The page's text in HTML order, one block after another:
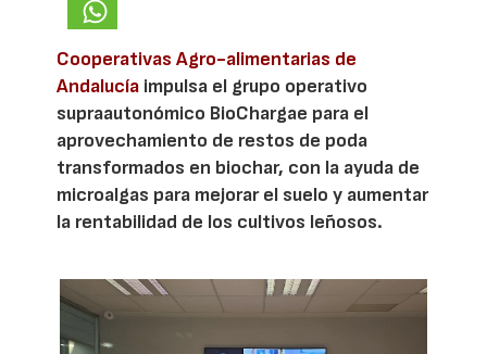
Cooperativas Agro-alimentarias de
Andalucía impulsa el grupo operativo
supraautonómico BioChargae para el
aprovechamiento de restos de poda
transformados en biochar, con la ayuda de
microalgas para mejorar el suelo y aumentar
la rentabilidad de los cultivos leñosos.